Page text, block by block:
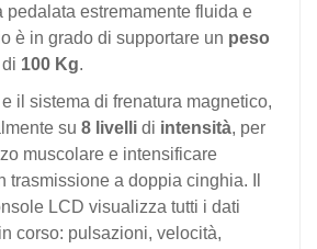
pedalata estremamente fluida e
è in grado di supportare un peso
di 100 Kg.
e il sistema di frenatura magnetico,
su 8 livelli di intensità, per
muscolare e intensificare
trasmissione a doppia cinghia. Il
LCD visualizza tutti i dati
corso: pulsazioni, velocità,